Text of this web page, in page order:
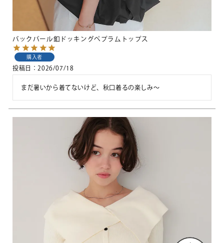
バックパール釦ドッキングペプラムトップス
購入者
投稿日 2026/07/18
まだ暑いから着てないけど、秋口着るの楽しみ〜